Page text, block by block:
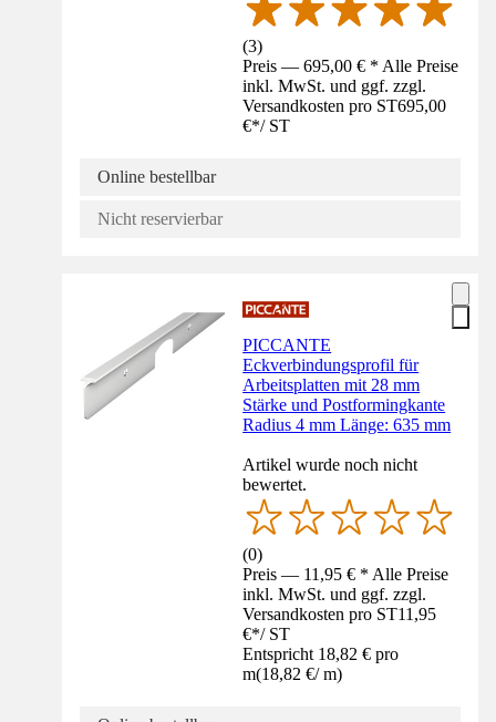
(3)
Preis — 695,00 € * Alle Preise
inkl. MwSt. und ggf. zzgl.
Versandkosten pro ST695,00
€*/ ST
Online bestellbar
Nicht reservierbar
PICCANTE
Eckverbindungsprofil für
Arbeitsplatten mit 28 mm
Stärke und Postformingkante
Radius 4 mm Länge: 635 mm
Artikel wurde noch nicht
bewertet.
(0)
Preis — 11,95 € * Alle Preise
inkl. MwSt. und ggf. zzgl.
Versandkosten pro ST11,95
€*/ ST
Entspricht 18,82 € pro
m(18,82 €/ m)